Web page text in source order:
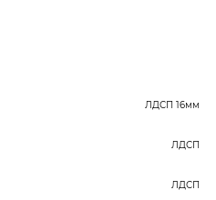
ЛДСП 16мм
ЛДСП
ЛДСП